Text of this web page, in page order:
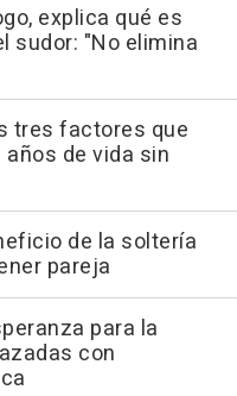
explica qué es
sudor: "No elimina
tres factores que
de vida sin
de la soltería
pareja
para la
con